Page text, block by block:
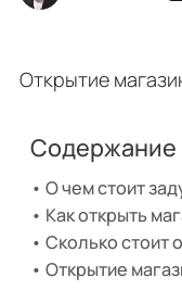
Открытие
Содержание
О чем стоит
Как открыть
Сколько стоит
Открытие